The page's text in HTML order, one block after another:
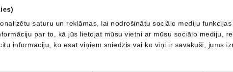
saturu un reklāmas, lai nodrošinātu sociālo mediju
par to, kā jūs lietojat mūsu vietni ar mūsu sociālo mediju,
informāciju, ko esat viņiem sniedzis vai ko viņi ir savākuši, jums